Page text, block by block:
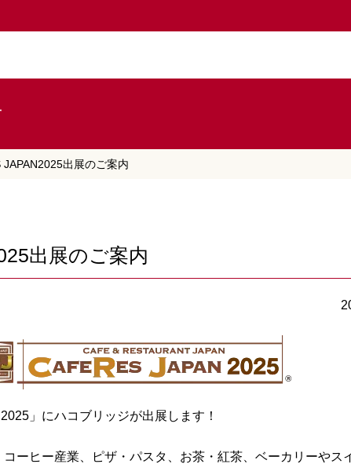
JAPAN2025出展のご案内
出展のご案内
」にハコブリッジが出展します！
ーヒー産業、ピザ・パスタ、お茶・紅茶、ベーカリーやス